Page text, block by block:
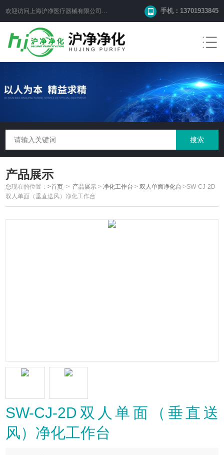
欢迎访问上海沪净医疗器械有限公司网站！ 手机：13701933845
产品展示
您现在的位置：>首页 > 产品展示 >净化工作台 >双人单面净化台 >SW-CJ-2D
双人单面（垂直送风）净化工作台
SW-CJ-2D双人单面（垂直送
风）净化工作台